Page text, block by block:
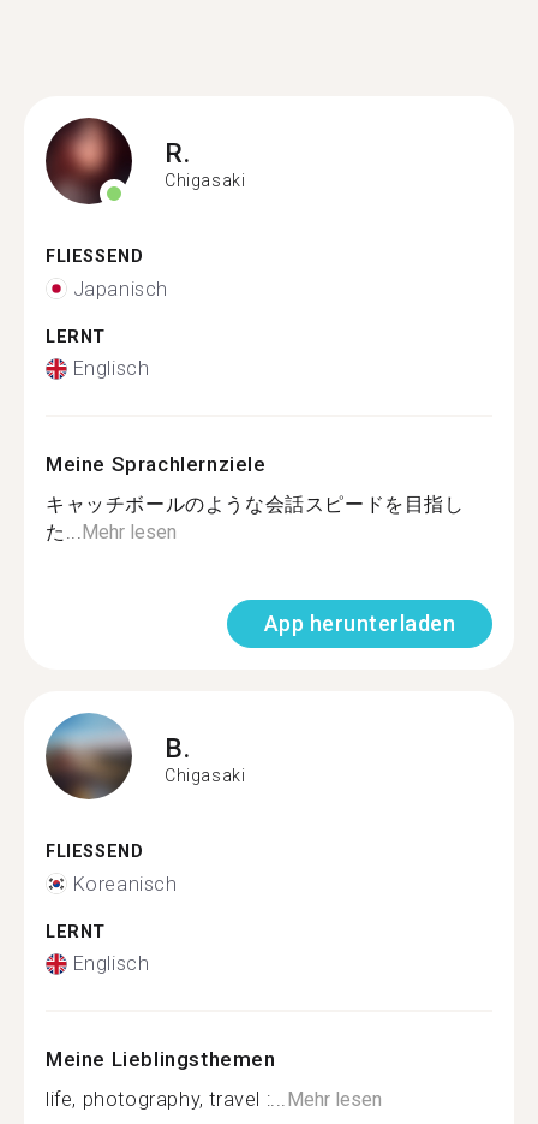
R.
Chigasaki
FLIESSEND
Japanisch
LERNT
Englisch
Meine Sprachlernziele
キャッチボールのような会話スピードを目指し
た...Mehr lesen
App herunterladen
B.
Chigasaki
FLIESSEND
Koreanisch
LERNT
Englisch
Meine Lieblingsthemen
life, photography, travel :...Mehr lesen